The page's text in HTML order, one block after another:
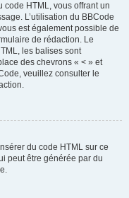
code HTML, vous offrant un
L’utilisation du BBCode
est également possible de
de rédaction. Le
les balises sont
des chevrons « < » et
veuillez consulter le
du code HTML sur ce
peut être générée par du